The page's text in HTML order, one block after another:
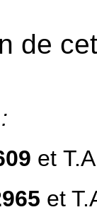
de
et T.A
et